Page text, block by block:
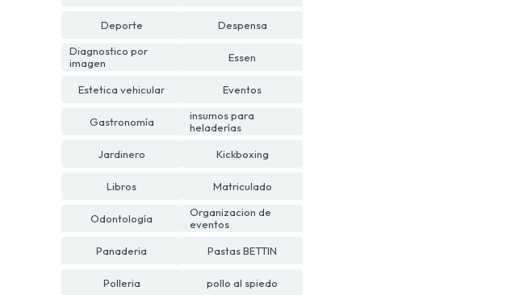
Deporte Despensa
Diagnostico por
imagen
Essen
Estetica vehicular Eventos
Gastronomía
insumos para
heladerías
Jardinero Kickboxing
Libros Matriculado
Odontología
Organizacion de
eventos
Panaderia Pastas BETTIN
Polleria pollo al spiedo